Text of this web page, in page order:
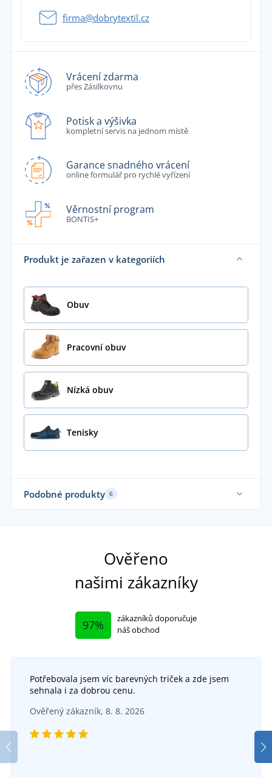
firma@dobrytextil.cz
Vrácení zdarma
přes Zásilkovnu
Potisk a výšivka
kompletní servis na jednom místě
Garance snadného vrácení
online formulář pro rychlé vyřízení
Věrnostní program
BONTIS+
Produkt je zařazen v kategoriích
Obuv
Pracovní obuv
Nízká obuv
Tenisky
Podobné produkty 6
Ultralehká pracovní obuv CXS LAND BADU O1
Ověřeno
našimi zákazníky
97%
zákazníků doporučuje
náš obchod
Potřebovala jsem víc barevných triček a zde jsem
sehnala i za dobrou cenu.
Ověřený zákazník, 8. 8. 2026